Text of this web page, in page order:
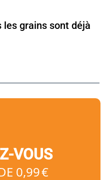
les grains sont déjà
VOUS
0,99 €